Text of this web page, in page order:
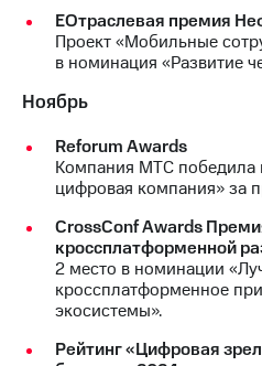
EОтраслевая премия
Проект «Мобильные
в номинация «Развитие
Ноябрь
Reforum Awards
Компания МТС победила
цифровая компания» за
CrossConf Awards
кроссплатформенной
2 место в номинации
кроссплатформенное
экосистемы».
Рейтинг «Цифровая